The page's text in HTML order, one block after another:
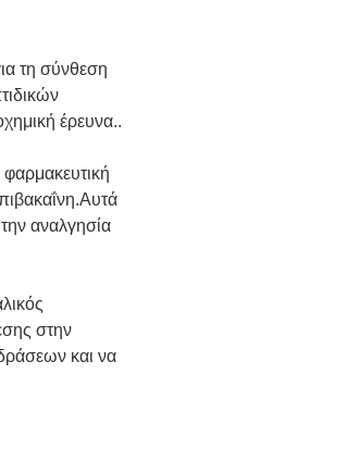
τη σύνθεση
έρευνα..
αναλγησία
στην
και να